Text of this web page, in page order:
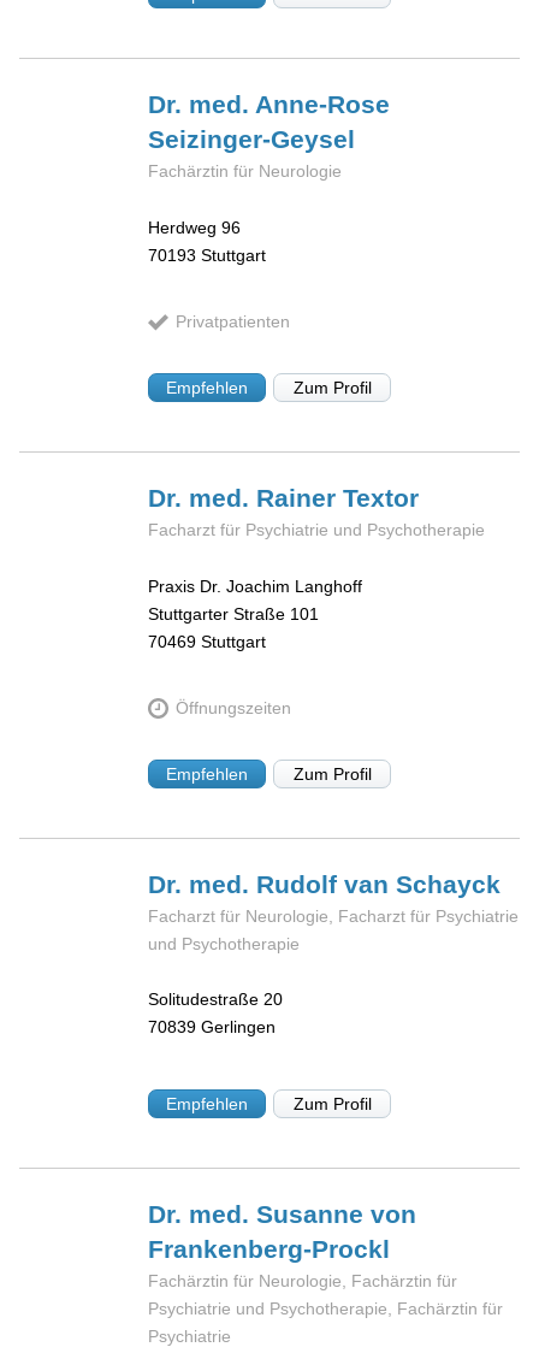
Dr. med. Anne-Rose
Seizinger-Geysel
Fachärztin für Neurologie
Herdweg 96
70193 Stuttgart
Privatpatienten
Empfehlen Zum Profil
Dr. med. RainerTextor
Facharzt für Psychiatrie und Psychotherapie
Praxis Dr. Joachim Langhoff
Stuttgarter Straße 101
70469 Stuttgart
Öffnungszeiten
Empfehlen Zum Profil
Dr. med. Rudolfvan Schayck
Facharzt für Neurologie, Facharzt für Psychiatrie
und Psychotherapie
Solitudestraße 20
70839 Gerlingen
Empfehlen Zum Profil
Dr. med. Susannevon
Frankenberg-Prockl
Fachärztin für Neurologie, Fachärztin für
Psychiatrie und Psychotherapie, Fachärztin für
Psychiatrie